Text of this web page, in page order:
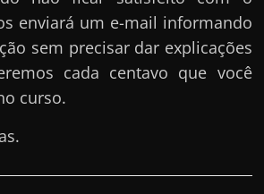
enviará um e-mail informando
sem precisar dar explicações
cada centavo que você
curso.